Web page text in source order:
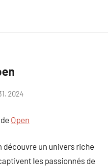
2024
Open
découvre un univers riche
les passionnés de